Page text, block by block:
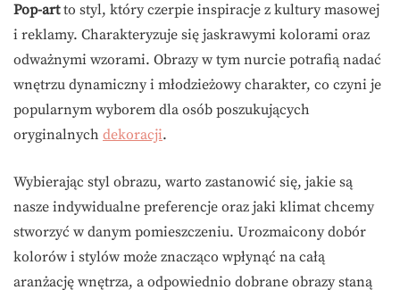
Pop-artto styl, który czerpie inspiracje z kultury masowej
i reklamy. Charakteryzuje się jaskrawymi kolorami oraz
odważnymi wzorami. Obrazy w tym nurcie potrafią nadać
wnętrzu dynamiczny i młodzieżowy charakter, co czyni je
popularnym wyborem dla osób poszukujących
oryginalnych dekoracji.
Wybierając styl obrazu, warto zastanowić się, jakie są
nasze indywidualne preferencje oraz jaki klimat chcemy
stworzyć w danym pomieszczeniu. Urozmaicony dobór
kolorów i stylów może znacząco wpłynąć na całą
aranżację wnętrza, a odpowiednio dobrane obrazy staną